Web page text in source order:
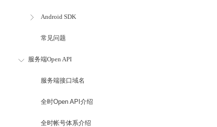
Android SDK
常见问题
服务端Open API
服务端接口域名
全时Open API介绍
全时帐号体系介绍